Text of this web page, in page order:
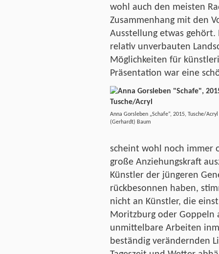
wohl auch den meisten
Zusammenhang mit den
Ausstellung etwas
relativ unverbauten
Möglichkeiten für
Präsentation war eine
Anna Gorsleben „Schafe“, 2015, Tusche/
(Gerhardt) Baum
scheint wohl noch immer
große Anziehungskraft
Künstler der jüngeren
rückbesonnen haben,
nicht an Künstler, die
Moritzburg oder Goppeln
unmittelbare Arbeiten
beständig verändernden